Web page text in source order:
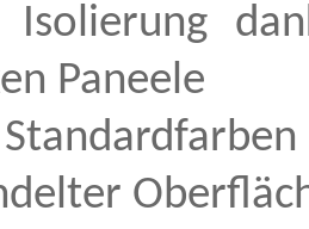
Isolierung
Paneele